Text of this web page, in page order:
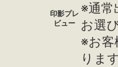
印影プレ
ビュー
※通常
お選
※お客
りま